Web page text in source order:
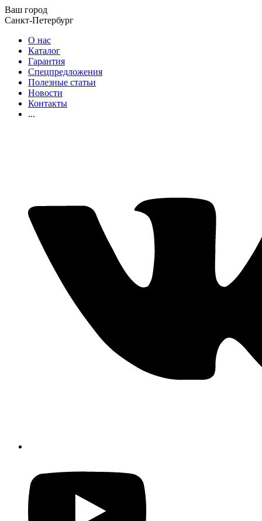
Ваш город
Санкт-Петербург
О нас
Каталог
Гарантия
Спецпредложения
Полезные статьи
Новости
Контакты
...